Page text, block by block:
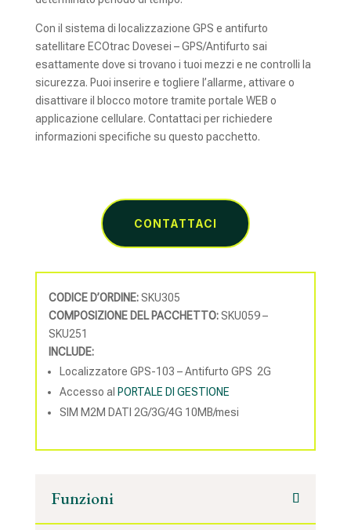
Con il sistema di localizzazione GPS e antifurto
satellitare ECOtrac Dovesei – GPS/Antifurto sai
esattamente dove si trovano i tuoi mezzi e ne controlli la
sicurezza. Puoi inserire e togliere l’allarme, attivare o
disattivare il blocco motore tramite portale WEB o
applicazione cellulare. Contattaci per richiedere
informazioni specifiche su questo pacchetto.
CONTATTACI
CODICE D’ORDINE:SKU305
COMPOSIZIONE DEL PACCHETTO:SKU059 –
SKU251
INCLUDE:
Localizzatore GPS-103 – Antifurto GPS 2G
Accesso al PORTALE DI GESTIONE
SIM M2M DATI 2G/3G/4G 10MB/mesi
Funzioni